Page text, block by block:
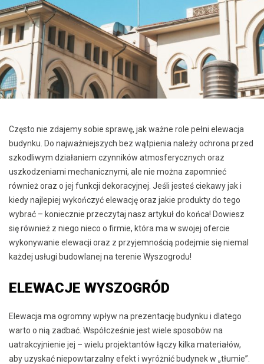
Często nie zdajemy sobie sprawę, jak ważne role pełni elewacja
budynku. Do najważniejszych bez wątpienia należy ochrona przed
szkodliwym działaniem czynników atmosferycznych oraz
uszkodzeniami mechanicznymi, ale nie można zapomnieć
również oraz o jej funkcji dekoracyjnej. Jeśli jesteś ciekawy jak i
kiedy najlepiej wykończyć elewację oraz jakie produkty do tego
wybrać – koniecznie przeczytaj nasz artykuł do końca! Dowiesz
się również z niego nieco o firmie, która ma w swojej ofercie
wykonywanie elewacji oraz z przyjemnością podejmie się niemal
każdej usługi budowlanej na terenie Wyszogrodu!
ELEWACJE WYSZOGRÓD
Elewacja ma ogromny wpływ na prezentację budynku i dlatego
warto o nią zadbać. Współcześnie jest wiele sposobów na
uatrakcyjnienie jej – wielu projektantów łączy kilka materiałów,
aby uzyskać niepowtarzalny efekt i wyróżnić budynek w „tłumie”.